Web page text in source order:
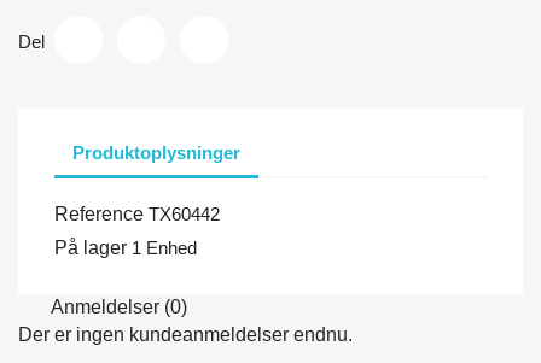
Del
Produktoplysninger
Reference TX60442
På lager 1 Enhed
Anmeldelser (0)
Der er ingen kundeanmeldelser endnu.